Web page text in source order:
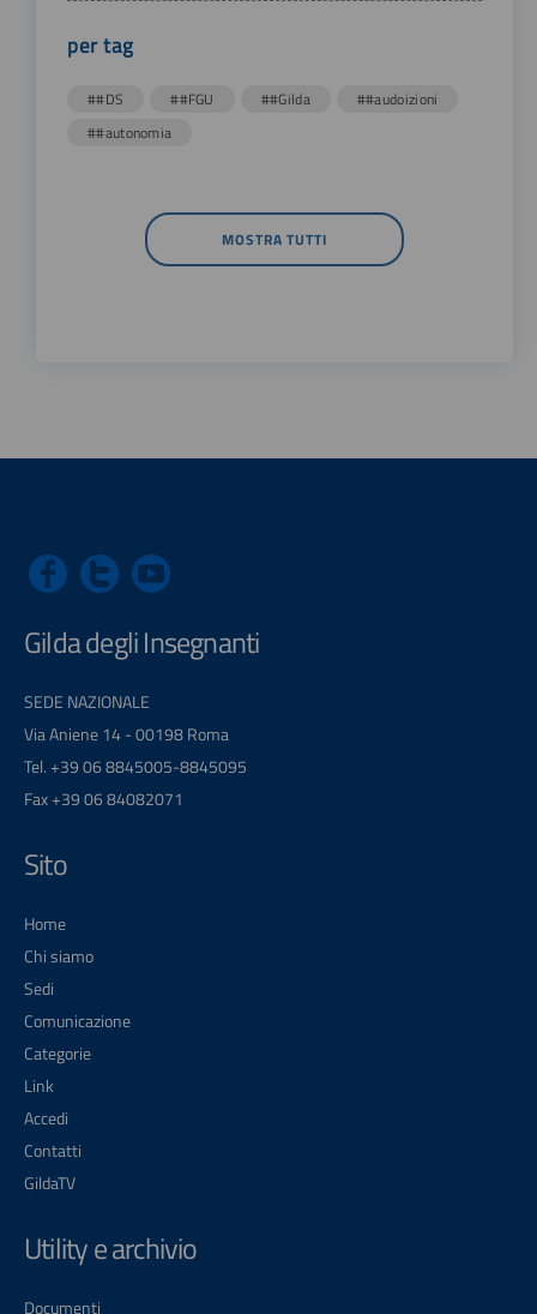
per tag
##DS ##FGU ##Gilda
##audoizioni
##autonomia
MOSTRA TUTTI
Gilda degli Insegnanti
SEDE NAZIONALE
Via Aniene 14 - 00198 Roma
Tel. +39 06 8845005-8845095
Fax +39 06 84082071
Sito
Home
Chi siamo
Sedi
Comunicazione
Categorie
Link
Accedi
Contatti
GildaTV
Utility e archivio
Documenti